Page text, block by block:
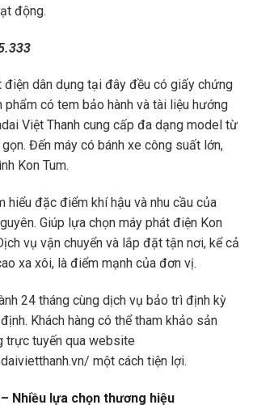
động.
điện dân dụng tại đây đều có giấy chứng
phẩm có tem bảo hành và tài liệu hướng
Việt Thanh cung cấp đa dạng model từ
Đến máy có bánh xe công suất lớn,
Kon Tum.
hiểu đặc điểm khí hậu và nhu cầu của
Giúp lựa chọn máy phát điện Kon
vụ vận chuyển và lắp đặt tận nơi, kể cả
xa xôi, là điểm mạnh của đơn vị.
24 tháng cùng dịch vụ bảo trì định kỳ
Khách hàng có thể tham khảo sản
trực tuyến qua website
một cách tiện lợi.
Nhiều lựa chọn thương hiệu